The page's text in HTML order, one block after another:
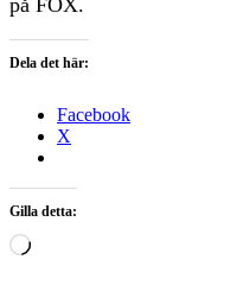
på FOX.
Dela det här:
Facebook
X
Gilla detta:
Laddar